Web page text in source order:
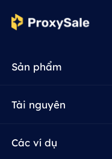
Sản phẩm
Tài nguyên
Các ví dụ